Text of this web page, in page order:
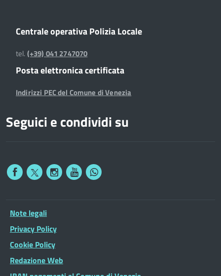
Centrale operativa Polizia Locale
tel.(+39) 041 2747070
Posta elettronica certificata
Indirizzi PEC del Comune di Venezia
Seguici e condividi su
Note legali
Privacy Policy
Cookie Policy
Redazione Web